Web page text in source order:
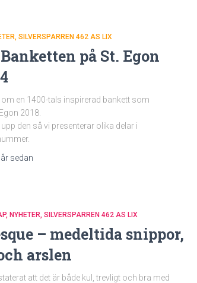
SILVERSPARREN 462 AS LIX
på St. Egon
en 1400-tals inspirerad bankett som
2018.
den så vi presenterar olika delar i
sedan
NYHETER SILVERSPARREN 462 AS LIX
– medeltida snippor,
arslen
att det är både kul, trevligt och bra med